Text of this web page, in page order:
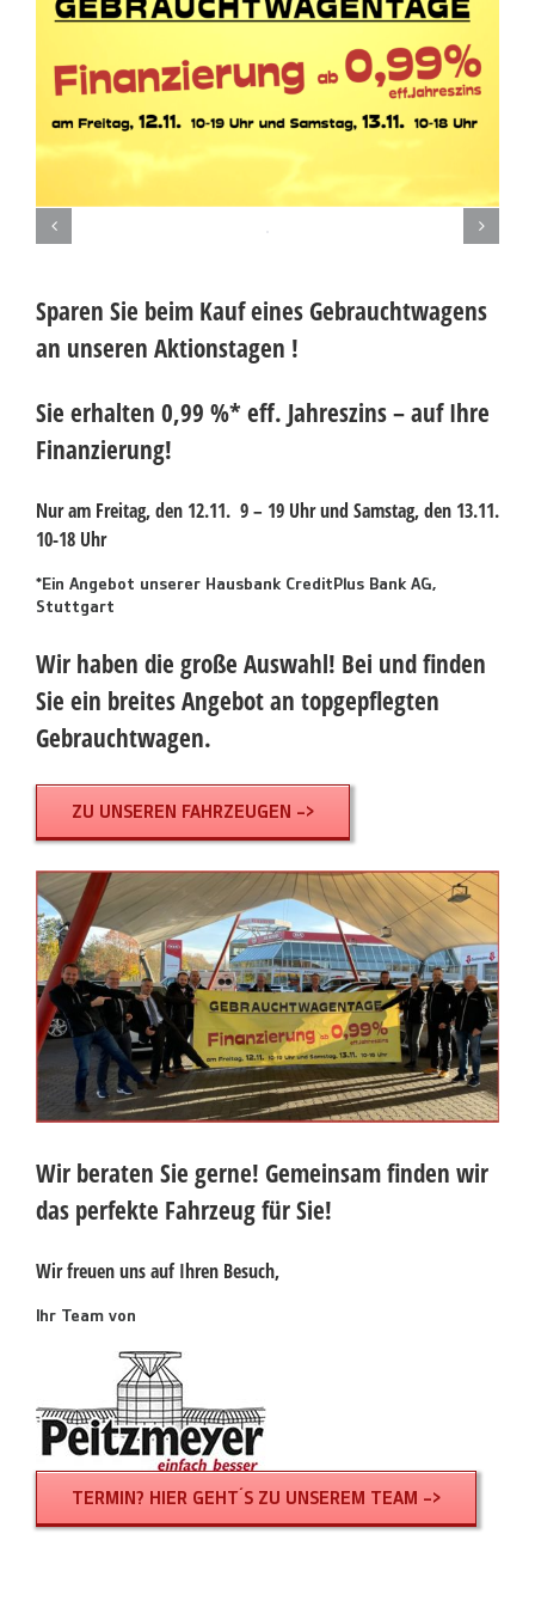
Sparen Sie beim Kauf eines Gebrauchtwagens
an unseren Aktionstagen !
Sie erhalten 0,99 %* eff. Jahreszins – auf Ihre
Finanzierung!
Nur am Freitag, den 12.11. 9 – 19 Uhr und Samstag, den 13.11.
10-18 Uhr
*Ein Angebot unserer Hausbank CreditPlus Bank AG,
Stuttgart
Wir haben die große Auswahl! Bei und finden
Sie ein breites Angebot an topgepflegten
Gebrauchtwagen.
ZU UNSEREN FAHRZEUGEN ->
Wir beraten Sie gerne! Gemeinsam finden wir
das perfekte Fahrzeug für Sie!
Wir freuen uns auf Ihren Besuch,
Ihr Team von
TERMIN? HIER GEHT´S ZU UNSEREM TEAM ->